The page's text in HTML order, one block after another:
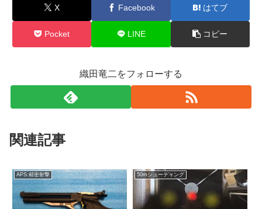
X Facebook はてブ
Pocket LINE コピー
織田竜二をフォローする
関連記事
APS:精密射撃 50mシューティング